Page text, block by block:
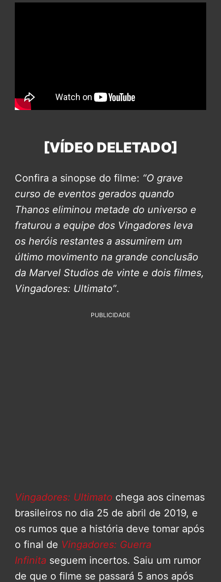
[VÍDEO DELETADO]
Confira a sinopse do filme: “O grave
curso de eventos gerados quando
Thanos eliminou metade do universo e
fraturou a equipe dos Vingadores leva
os heróis restantes a assumirem um
último movimento na grande conclusão
da Marvel Studios de vinte e dois filmes,
Vingadores: Ultimato”.
PUBLICIDADE
Vingadores: Ultimato chega aos cinemas
brasileiros no dia 25 de abril de 2019, e
os rumos que a história deve tomar após
o final de Vingadores: Guerra
Infinita seguem incertos. Saiu um rumor
de que o filme se passará 5 anos após